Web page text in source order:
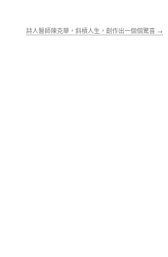
詩人醫師陳克華，斜槓人生，創作出一個個驚喜 →